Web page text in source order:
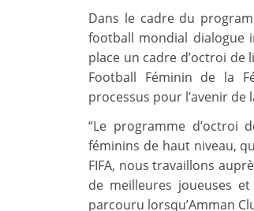
Dans le cadre du
football mondial dialogue
place un cadre d’octroi de
Football Féminin de la
processus pour l’avenir de
“Le programme d’octroi
féminins de haut niveau,
FIFA, nous travaillons
de meilleures joueuses
parcouru lorsqu’Amman